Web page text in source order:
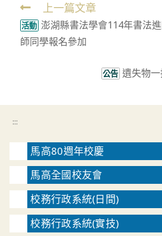
Read
more
articles
上一篇文章
活動 澎湖縣書法學會114年書法
師同學報名參加
公告 遺失物
:::
馬高80週年校慶
馬高全國校友會
校務行政系統(日間)
校務行政系統(實技)